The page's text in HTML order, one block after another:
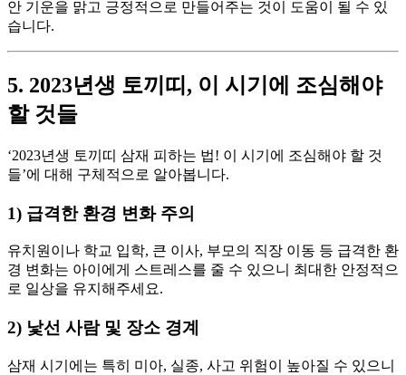
안 기운을 맑고 긍정적으로 만들어주는 것이 도움이 될 수 있
습니다.
5. 2023년생 토끼띠, 이 시기에 조심해야
할 것들
‘2023년생 토끼띠 삼재 피하는 법! 이 시기에 조심해야 할 것
들’에 대해 구체적으로 알아봅니다.
1) 급격한 환경 변화 주의
유치원이나 학교 입학, 큰 이사, 부모의 직장 이동 등 급격한 환
경 변화는 아이에게 스트레스를 줄 수 있으니 최대한 안정적으
로 일상을 유지해주세요.
2) 낯선 사람 및 장소 경계
삼재 시기에는 특히 미아, 실종, 사고 위험이 높아질 수 있으니